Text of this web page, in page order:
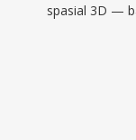
spasial 3D —